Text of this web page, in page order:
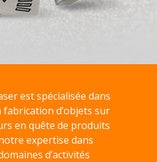
est spécialisée dans
d’objets sur
en quête de produits
expertise dans
d’activités